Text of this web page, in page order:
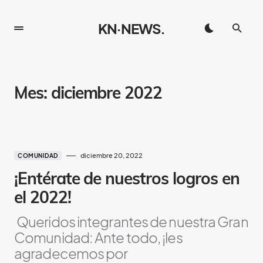
KN·NEWS.
Mes: diciembre 2022
COMUNIDAD diciembre 20, 2022
¡Entérate de nuestros logros en
el 2022!
Queridos integrantes de nuestra Gran
Comunidad: Ante todo, ¡les
agradecemos por